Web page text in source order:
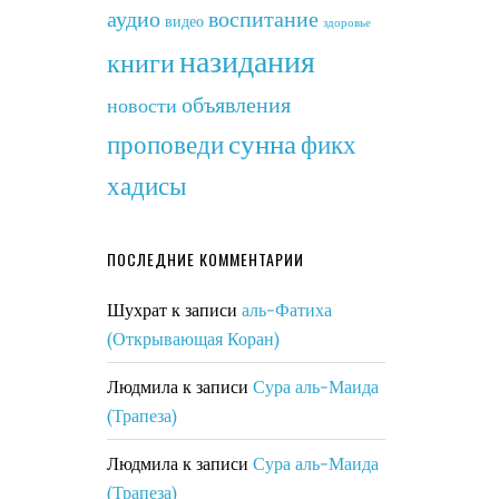
аудио видео воспитание здоровье
книгиназидания
новости объявления
проповедисуннафикх
хадисы
ПОСЛЕДНИЕ КОММЕНТАРИИ
Шухрат к записи аль-Фатиха
(Открывающая Коран)
Людмила к записи Сура аль-Маида
(Трапеза)
Людмила к записи Сура аль-Маида
(Трапеза)